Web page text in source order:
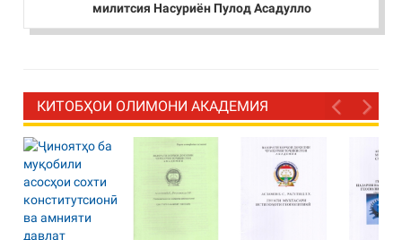
милитсия Насуриён Пулод Асадулло
КИТОБҲОИ ОЛИМОНИ АКАДЕМИЯ